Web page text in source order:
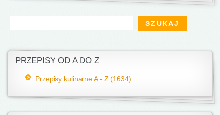
Formularz wyszukiwania
Szukaj
PRZEPISY OD A DO Z
Przepisy kulinarne A - Z (1634)